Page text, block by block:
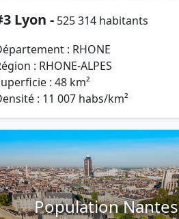
Lyon - 525 314 habitants
: RHONE
: RHONE-ALPES
: 48 km²
: 11 007 habs/km²
Population Nantes